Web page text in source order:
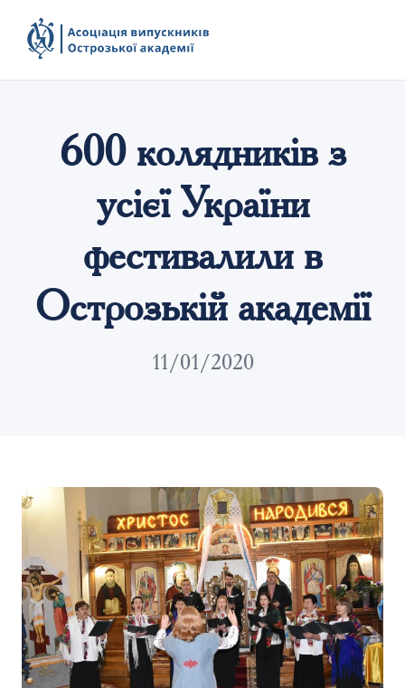
600 колядників з
усієї України
фестивалили в
Острозькій академії
11/01/2020